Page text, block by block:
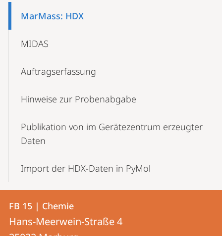
NavigationMarMass: HDX
MIDAS
Auftragserfassung
Hinweise zur Probenabgabe
Publikation von im Gerätezentrum erzeugter
Daten
Import der HDX-Daten in PyMol
Kontakt
und
Kontaktinformationen
FB
15
FB 15 | Chemie
Hans-Meerwein-Straße 4